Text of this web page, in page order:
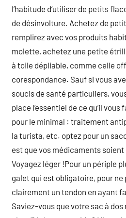
l’habitude d’utiliser de petits
de désinvolture. Achetez de
remplirez avec vos produits
molette, achetez une petite
à toile dépliable, comme celle
corespondance. Sauf si vous
soucis de santé particuliers,
place l’essentiel de ce qu’il vous
pour le minimal : traitement
la turista, etc. optez pour un
est que vos médicaments soient
Voyagez léger !Pour un périple
galet qui est obligatoire, pour ne
clairement un tendon en ayant
Saviez-vous que votre sac à